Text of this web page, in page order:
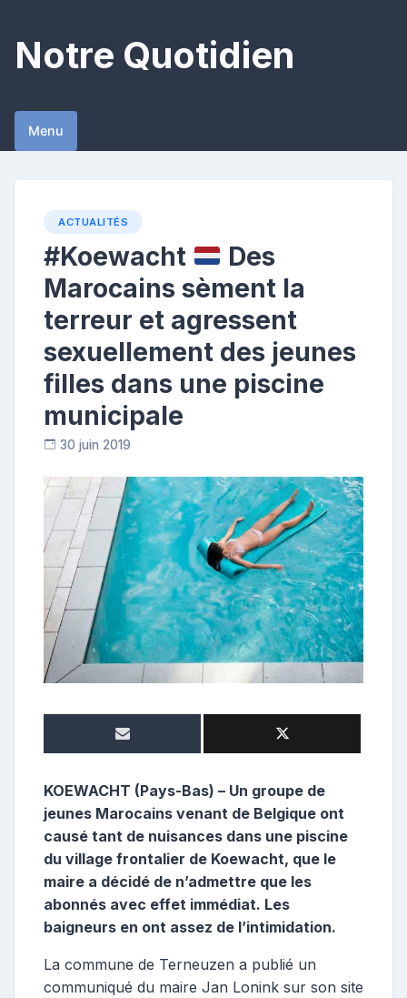
content
Notre Quotidien
Menu
ACTUALITÉS
#Koewacht
Des
Marocains sèment la
terreur et agressent
sexuellement des jeunes
filles dans une piscine
municipale
30 juin 2019
o
n
r
b
u
t
r
i
c
KOEWACHT (Pays-Bas) – Un groupe de
jeunes Marocains venant de Belgique ont
causé tant de nuisances dans une piscine
du village frontalier de Koewacht, que le
maire a décidé de n’admettre que les
abonnés avec effet immédiat. Les
baigneurs en ont assez de l’intimidation.
La commune de Terneuzen a publié un
communiqué du maire Jan Lonink sur son site